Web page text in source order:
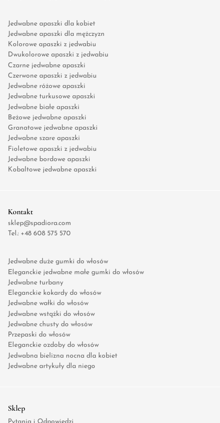
Jedwabne apaszki dla kobiet
Jedwabne apaszki dla mężczyzn
Kolorowe apaszki z jedwabiu
Dwukolorowe apaszki z jedwabiu
Czarne jedwabne apaszki
Czerwone apaszki z jedwabiu
Jedwabne różowe apaszki
Jedwabne turkusowe apaszki
Jedwabne białe apaszki
Beżowe jedwabne apaszki
Granatowe jedwabne apaszki
Jedwabne szare apaszki
Fioletowe apaszki z jedwabiu
Jedwabne bordowe apaszki
Kobaltowe jedwabne apaszki
Kontakt
sklep@spadiora.com
Tel.: +48 608 575 570
Jedwabne duże gumki do włosów
Eleganckie jedwabne małe gumki do włosów
Jedwabne turbany
Eleganckie kokardy do włosów
Jedwabne wałki do włosów
Jedwabne wstążki do włosów
Jedwabne chusty do włosów
Przepaski do włosów
Eleganckie ozdoby do włosów
Jedwabna bielizna nocna dla kobiet
Jedwabne artykuły dla niego
Sklep